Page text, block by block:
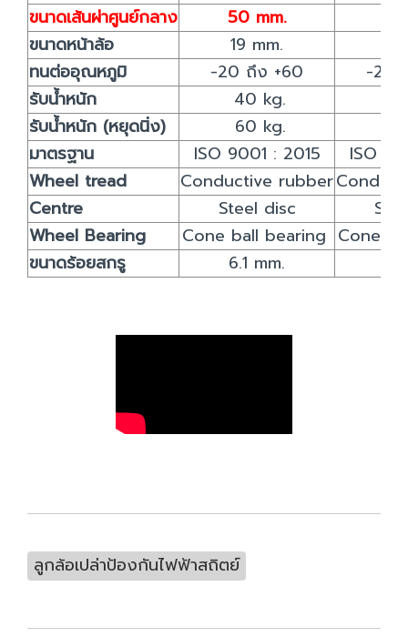
ขนาดเส้นผ่าศูนย์กลาง
50 mm.
ขนาดหน้าล้อ
19 mm.
ทนต่ออุณหภูมิ
-20 ถึง +60
-20
รับน้ำหนัก
40 kg.
รับน้ำหนัก (หยุดนิ่ง)
60 kg.
มาตรฐาน
ISO 9001 : 2015
ISO
Wheel tread
Conductive rubber
Centre
Steel disc
Wheel Bearing
Cone ball bearing Cone
ขนาดร้อยสกรู
6.1 mm.
ลูกล้อเปล่าป้องกันไฟฟ้าสถิตย์